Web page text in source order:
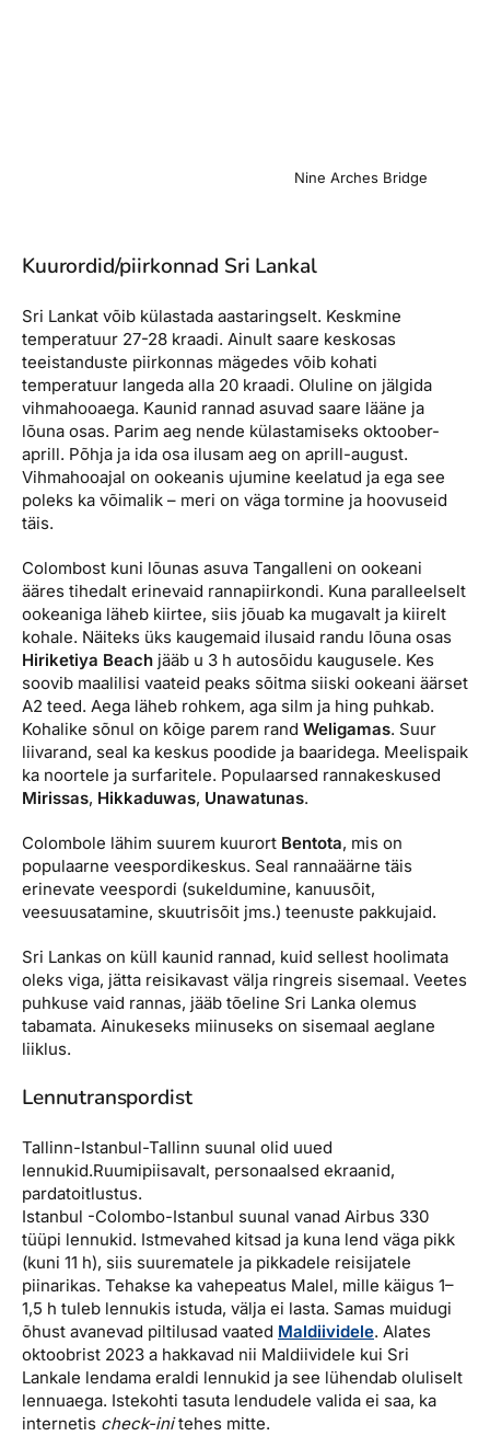
Nine Arches Bridge
Kuurordid/piirkonnad Sri Lankal
Sri Lankat võib külastada aastaringselt. Keskmine
temperatuur 27-28 kraadi. Ainult saare keskosas
teeistanduste piirkonnas mägedes võib kohati
temperatuur langeda alla 20 kraadi. Oluline on jälgida
vihmahooaega. Kaunid rannad asuvad saare lääne ja
lõuna osas. Parim aeg nende külastamiseks oktoober-
aprill. Põhja ja ida osa ilusam aeg on aprill-august.
Vihmahooajal on ookeanis ujumine keelatud ja ega see
poleks ka võimalik – meri on väga tormine ja hoovuseid
täis.
Colombost kuni lõunas asuva Tangalleni on ookeani
ääres tihedalt erinevaid rannapiirkondi. Kuna paralleelselt
ookeaniga läheb kiirtee, siis jõuab ka mugavalt ja kiirelt
kohale. Näiteks üks kaugemaid ilusaid randu lõuna osas
Hiriketiya Beach jääb u 3 h autosõidu kaugusele. Kes
soovib maalilisi vaateid peaks sõitma siiski ookeani äärset
A2 teed. Aega läheb rohkem, aga silm ja hing puhkab.
Kohalike sõnul on kõige parem rand Weligamas. Suur
liivarand, seal ka keskus poodide ja baaridega. Meelispaik
ka noortele ja surfaritele. Populaarsed rannakeskused
Mirissas, Hikkaduwas, Unawatunas.
Colombole lähim suurem kuurort Bentota, mis on
populaarne veespordikeskus. Seal rannaäärne täis
erinevate veespordi (sukeldumine, kanuusõit,
veesuusatamine, skuutrisõit jms.) teenuste pakkujaid.
Sri Lankas on küll kaunid rannad, kuid sellest hoolimata
oleks viga, jätta reisikavast välja ringreis sisemaal. Veetes
puhkuse vaid rannas, jääb tõeline Sri Lanka olemus
tabamata. Ainukeseks miinuseks on sisemaal aeglane
liiklus.
Lennutranspordist
Tallinn-Istanbul-Tallinn suunal olid uued
lennukid.Ruumipiisavalt, personaalsed ekraanid,
pardatoitlustus.
Istanbul -Colombo-Istanbul suunal vanad Airbus 330
tüüpi lennukid. Istmevahed kitsad ja kuna lend väga pikk
(kuni 11 h), siis suurematele ja pikkadele reisijatele
piinarikas. Tehakse ka vahepeatus Malel, mille käigus 1–
1,5 h tuleb lennukis istuda, välja ei lasta. Samas muidugi
õhust avanevad piltilusad vaated Maldiividele. Alates
oktoobrist 2023 a hakkavad nii Maldiividele kui Sri
Lankale lendama eraldi lennukid ja see lühendab oluliselt
lennuaega. Istekohti tasuta lendudele valida ei saa, ka
internetis check-initehes mitte.